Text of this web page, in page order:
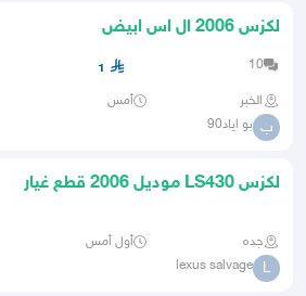
لكزس 2006 ال اس ابيض
10
1
الخبر أمس
ب بو اياد90
لكزس LS430 موديل 2006 قطع غيار
جده أول أمس
L
lexus salvage